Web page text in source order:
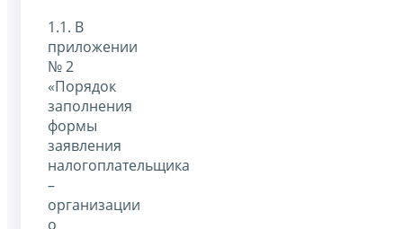
1.1. В
приложении
№ 2
«Порядок
заполнения
формы
заявления
налогоплательщика
–
организации
о